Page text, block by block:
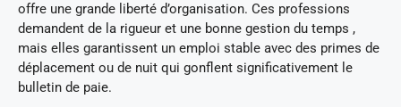
offre une grande liberté d’organisation. Ces professions
demandent de la rigueur et une bonne gestion du temps ,
mais elles garantissent un emploi stable avec des primes de
déplacement ou de nuit qui gonflent significativement le
bulletin de paie.